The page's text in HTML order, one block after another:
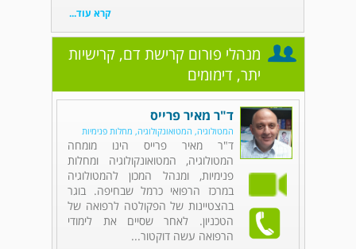
קרא עוד...
מנהלי פורום קרישת דם, קרישיות
יתר, דימומים
ד"ר מאיר פרייס
המטולוגיה, המטואונקולוגיה, מחלות פנימיות
ד"ר מאיר פרייס הינו מומחה
המטולוגיה, המטואונקולוגיה ומחלות
פנימיות, ומנהל המכון להמטולוגיה
במרכז הרפואי כרמל שבחיפה. בוגר
בהצטיינות של הפקולטה לרפואה של
הטכניון. לאחר שסיים את לימודי
הרפואה עשה דוקטור...